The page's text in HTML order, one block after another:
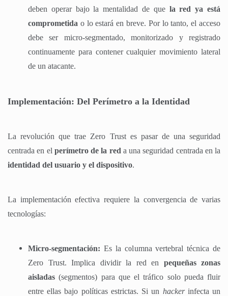
deben operar bajo la mentalidad de que la red ya está
comprometida o lo estará en breve. Por lo tanto, el acceso
debe ser micro-segmentado, monitorizado y registrado
continuamente para contener cualquier movimiento lateral
de un atacante.
Implementación: Del Perímetro a la Identidad
La revolución que trae Zero Trust es pasar de una seguridad
centrada en el perímetro de la red a una seguridad centrada en la
identidad del usuario y el dispositivo.
La implementación efectiva requiere la convergencia de varias
tecnologías:
Micro-segmentación: Es la columna vertebral técnica de
Zero Trust. Implica dividir la red en pequeñas zonas
aisladas (segmentos) para que el tráfico solo pueda fluir
entre ellas bajo políticas estrictas. Si un hackerinfecta un